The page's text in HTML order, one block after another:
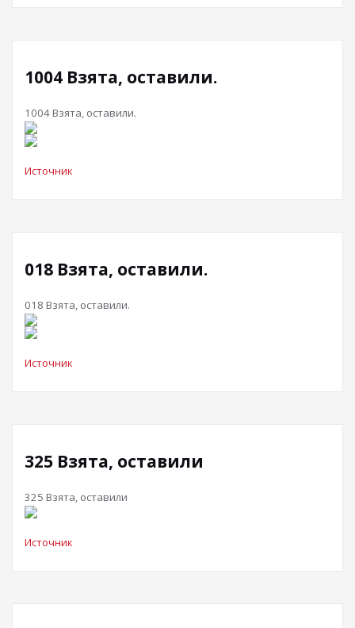
1004 Взята, оставили.
1004 Взята, оставили.
Источник
018 Взята, оставили.
018 Взята, оставили.
Источник
325 Взята, оставили
325 Взята, оставили
Источник